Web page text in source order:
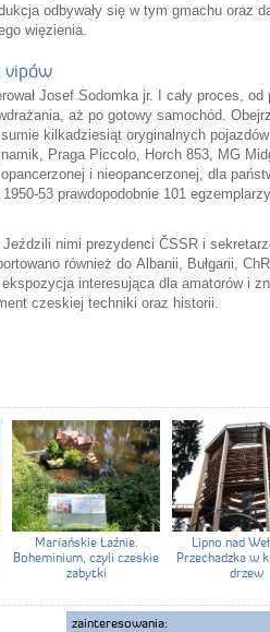
odbywały się w tym gmachu oraz
więzienia.
vipów
Josef Sodomka jr. I cały proces, od
aż po gotowy samochód.
kilkadziesiąt oryginalnych pojazdów
Praga Piccolo, Horch 853, MG
i nieopancerzonej, dla
53 prawdopodobnie 101
nimi prezydenci ČSSR i
również do Albanii, Bułgarii,
interesująca dla amatorów i
czeskiej techniki oraz historii.
Mariańskie Łaźnie.
Boheminium, czyli czeskie
zabytki
Lipno nad
Przechadzka w
drzew
zainteresowania: